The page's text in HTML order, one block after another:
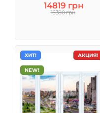
14819 грн
16380 грн
АКЦИЯ!
ХИТ!
NEW!